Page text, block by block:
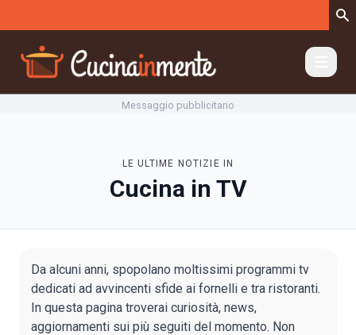
Messaggio pubblicitario
LE ULTIME NOTIZIE IN
Cucina in TV
Da alcuni anni, spopolano moltissimi programmi tv
dedicati ad avvincenti sfide ai fornelli e tra ristoranti.
In questa pagina troverai curiosità, news,
aggiornamenti sui più seguiti del momento. Non